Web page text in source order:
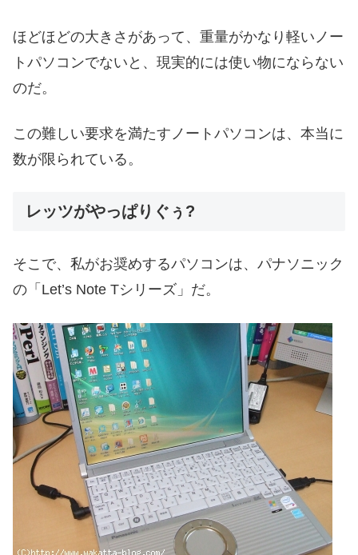
ほどほどの大きさがあって、重量がかなり軽いノー
トパソコンでないと、現実的には使い物にならない
のだ。
この難しい要求を満たすノートパソコンは、本当に
数が限られている。
レッツがやっぱりぐぅ?
そこで、私がお奨めするパソコンは、パナソニック
の「Let’s Note Tシリーズ」だ。